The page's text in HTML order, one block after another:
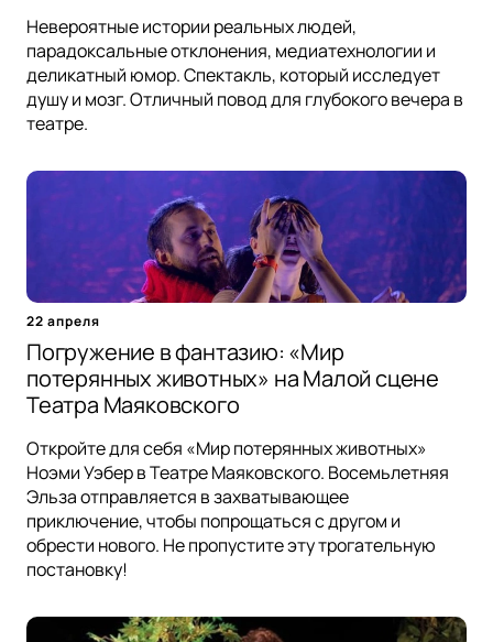
Невероятные истории реальных людей,
парадоксальные отклонения, медиатехнологии и
деликатный юмор. Спектакль, который исследует
душу и мозг. Отличный повод для глубокого вечера в
театре.
22 апреля
Погружение в фантазию: «Мир
потерянных животных» на Малой сцене
Театра Маяковского
Откройте для себя «Мир потерянных животных»
Ноэми Уэбер в Театре Маяковского. Восемьлетняя
Эльза отправляется в захватывающее
приключение, чтобы попрощаться с другом и
обрести нового. Не пропустите эту трогательную
постановку!